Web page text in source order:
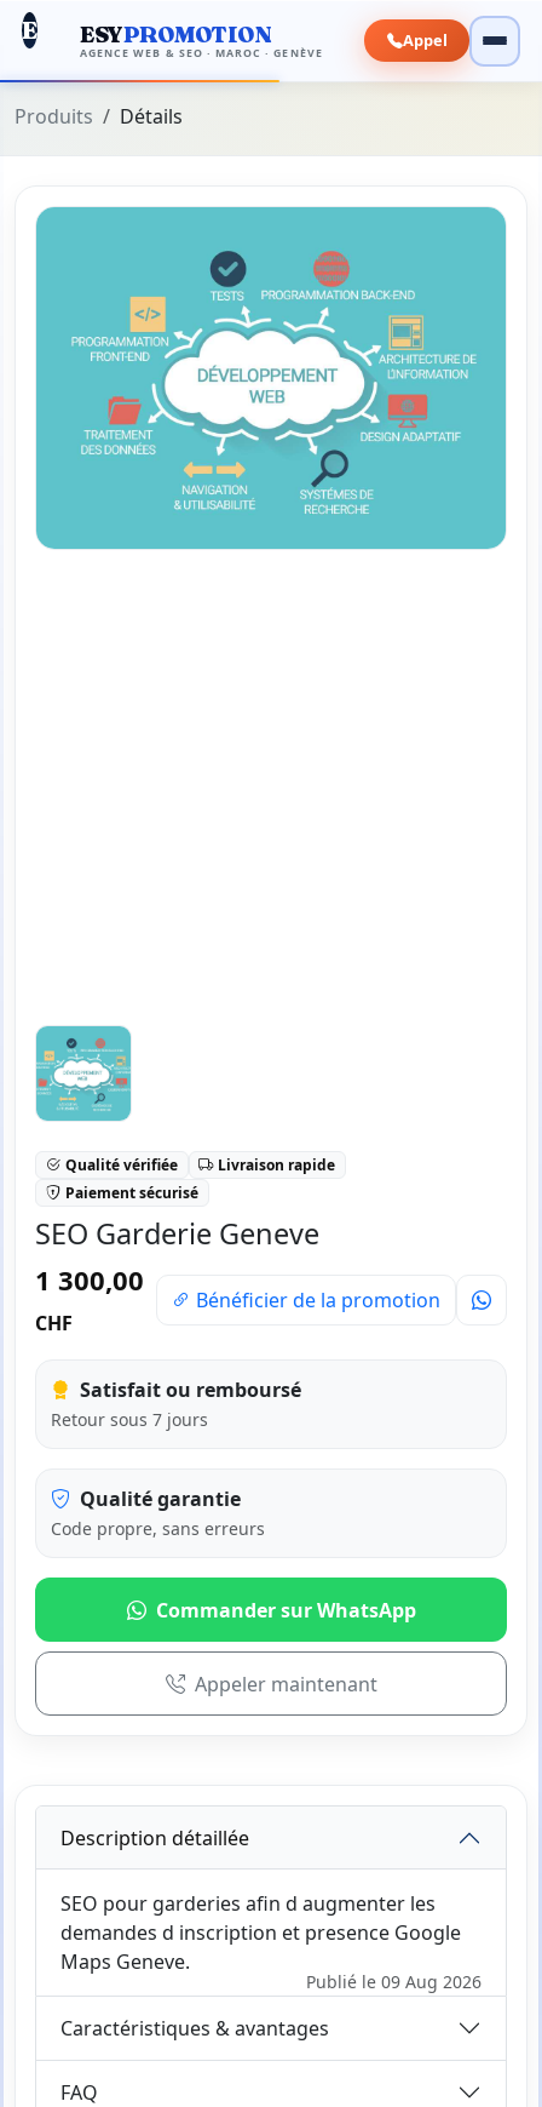
E ESYPROMOTION
AGENCE WEB & SEO · MAROC · GENÈVE
Appel
Produits Détails
Qualité vérifiée
Livraison rapide
Paiement sécurisé
SEO Garderie Geneve
1 300,00
CHF
Bénéficier de la promotion
Satisfait ou remboursé
Retour sous 7 jours
Qualité garantie
Code propre, sans erreurs
Commander sur WhatsApp
Appeler maintenant
Description détaillée
SEO pour garderies afin d augmenter les
demandes d inscription et presence Google
Maps Geneve.
Publié le 09 Aug 2026
Caractéristiques & avantages
FAQ